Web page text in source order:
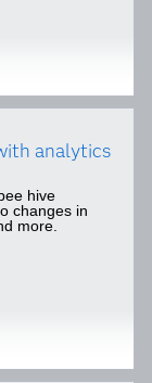
analytics
hive
changes in
more.